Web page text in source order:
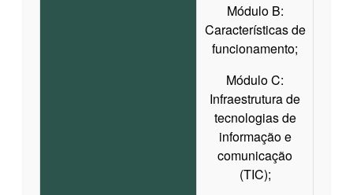
Módulo B:
Características de
funcionamento;
Módulo C:
Infraestrutura de
tecnologias de
informação e
comunicação
(TIC);